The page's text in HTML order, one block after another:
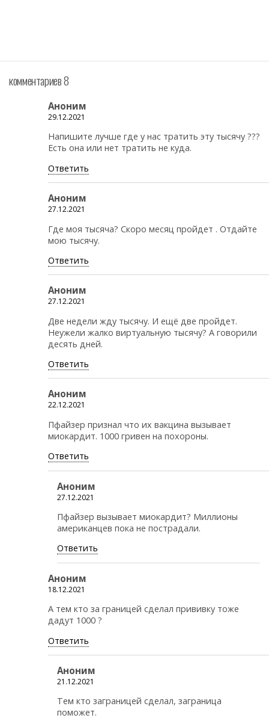
комментариев 8
Аноним
29.12.2021
Напишите лучше где у нас тратить эту тысячу ???
Есть она или нет тратить не куда.
Ответить
Аноним
27.12.2021
Где моя тысяча? Скоро месяц пройдет . Отдайте
мою тысячу.
Ответить
Аноним
27.12.2021
Две недели жду тысячу. И ещё две пройдет.
Неужели жалко виртуальную тысячу? А говорили
десять дней.
Ответить
Аноним
22.12.2021
Пфайзер признал что их вакцина вызывает
миокардит. 1000 гривен на похороны.
Ответить
Аноним
27.12.2021
Пфайзер вызывает миокардит? Миллионы
американцев пока не пострадали.
Ответить
Аноним
18.12.2021
А тем кто за границей сделал прививку тоже
дадут 1000 ?
Ответить
Аноним
21.12.2021
Тем кто заграницей сделал, заграница
поможет.